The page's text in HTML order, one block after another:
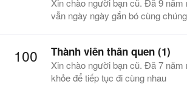
vẫn ngày ngày gắn bó cùng
100 Thành viên thân quen (1)
Xin chào người bạn cũ. Đã 7 năm
khỏe để tiếp tục đi cùng nhau